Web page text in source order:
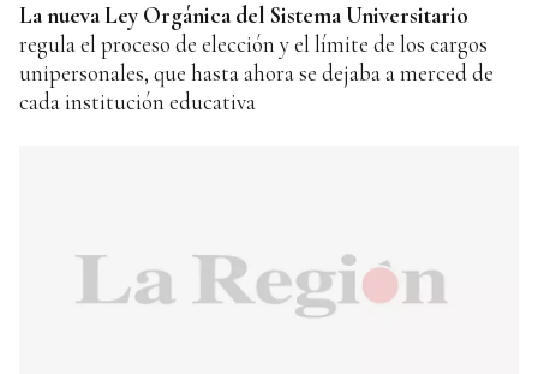
La nueva Ley Orgánica del Sistema Universitario
regula el proceso de elección y el límite de los cargos
unipersonales, que hasta ahora se dejaba a merced de
cada institución educativa